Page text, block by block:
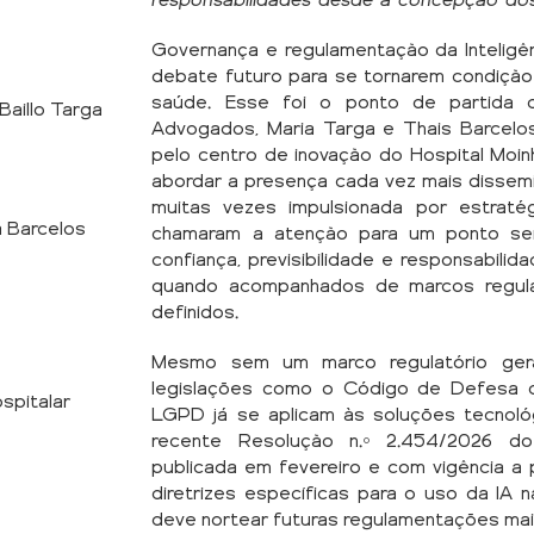
Targa
Barcelos
Governança e regulamentação da
debate futuro para se tornarem
saúde. Esse foi o ponto de partida
Advogados, Maria Targa e Thais
pelo centro de inovação do Hospital
abordar a presença cada vez mais
muitas vezes impulsionada por
chamaram a atenção para um ponto
confiança, previsibilidade e
quando acompanhados de marcos
definidos.
Mesmo sem um marco regulatório
legislações como o Código de Defesa
LGPD já se aplicam às soluções
recente Resolução n.º 2.454/2026
publicada em fevereiro e com vigência
diretrizes específicas para o uso da IA
deve nortear futuras regulamentações